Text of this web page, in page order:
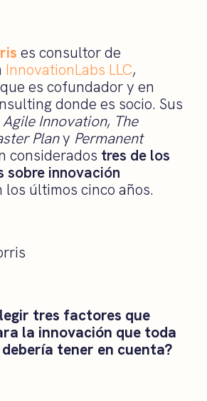
es consultor de
InnovationLabs LLC,
es cofundador y en
donde es socio. Sus
Agile Innovation, The
Plany Permanent
considerados tres de los
sobre innovación
los últimos cinco años.
tres factores que
la innovación que toda
tener en cuenta?